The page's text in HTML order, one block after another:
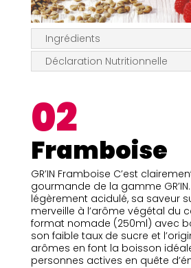
Ingrédients
Déclaration Nutritionnelle
02
Framboise
GR’IN Framboise C’est
gourmande de la gamme
légèrement acidulé, sa saveur
merveille à l’arôme végétal du
format nomade (250ml) avec
son faible taux de sucre et
arômes en font la boisson
personnes actives en quête